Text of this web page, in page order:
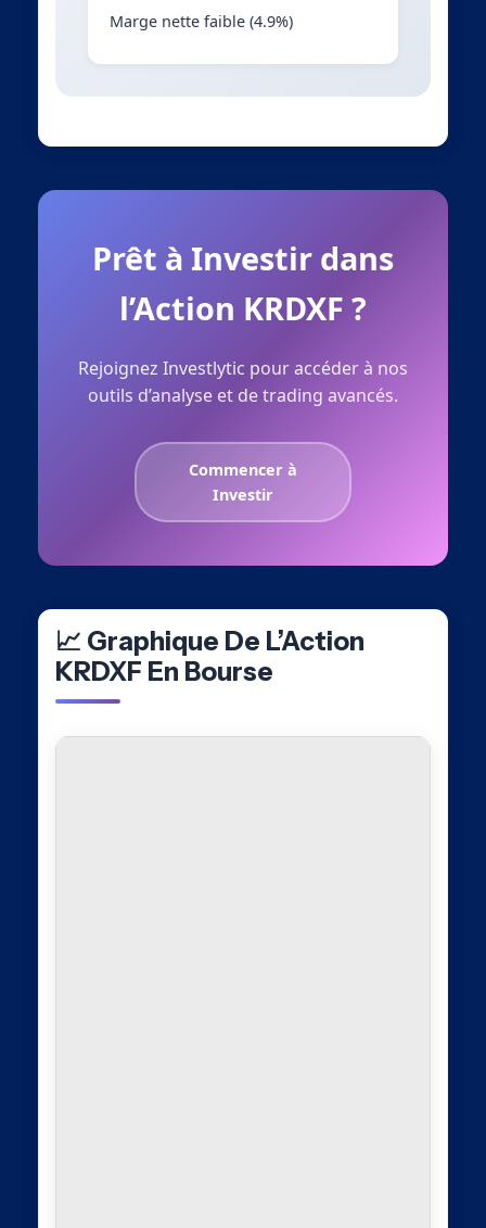
Marge nette faible (4.9%)
Prêt à Investir dans
l’Action KRDXF ?
Rejoignez Investlytic pour accéder à nos
outils d’analyse et de trading avancés.
Commencer à
Investir
📈 Graphique De L’Action
KRDXF En Bourse